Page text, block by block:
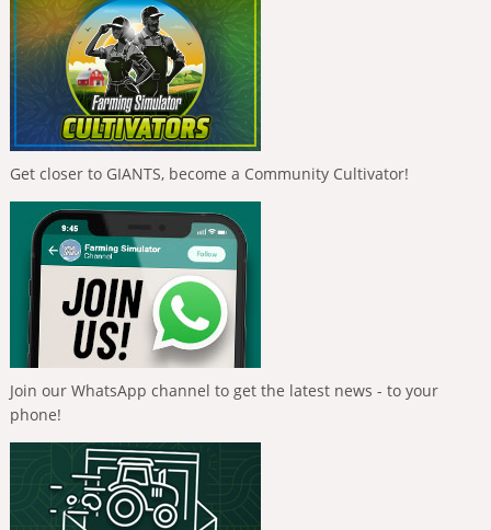
Get closer to GIANTS, become a Community Cultivator!
Join our WhatsApp channel to get the latest news - to your
phone!